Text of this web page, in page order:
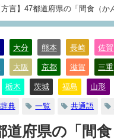
方言】47都道府県の「間食（
大分 熊本 長崎 佐賀
大阪 京都 滋賀 三重
栃木 茨城 福島 山形
典 一覧 共通語
道府県の「間